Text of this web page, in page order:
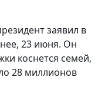
заявил в
23 июня. Он
коснется семей,
28 миллионов